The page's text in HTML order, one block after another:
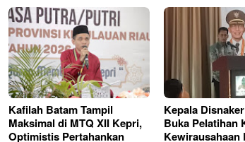
Kafilah Batam Tampil
Maksimal di MTQ XII Kepri,
Optimistis Pertahankan
Kepala
Buka Pelatihan
Kewirausahaan